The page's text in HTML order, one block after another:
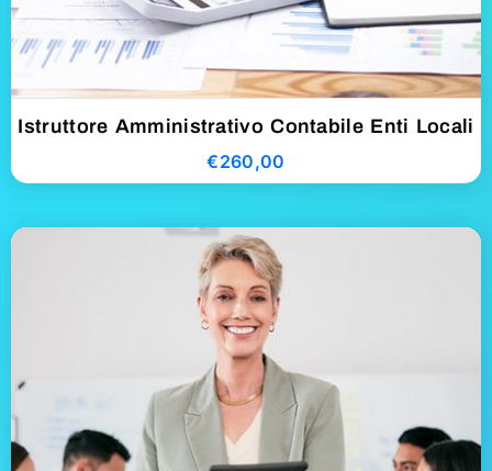
Istruttore Amministrativo Contabile Enti Locali
€260,00